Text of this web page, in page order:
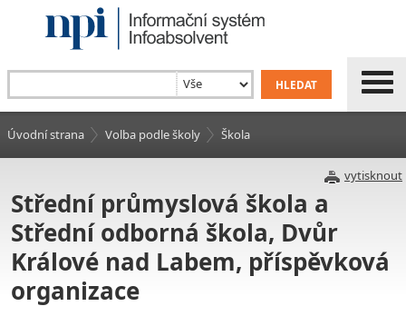
Úvodní strana Volba podle školy Škola
vytisknout
Střední průmyslová škola a
Střední odborná škola, Dvůr
Králové nad Labem, příspěvková
organizace